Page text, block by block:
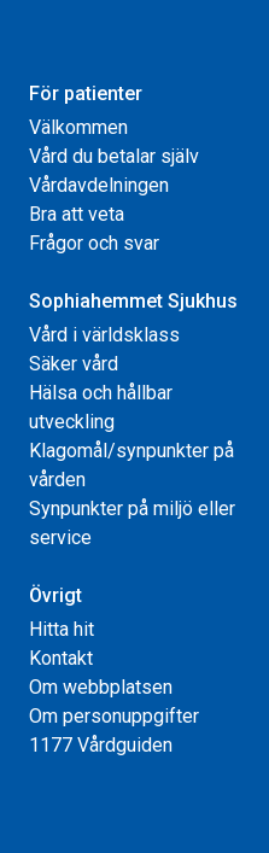
För patienter
Välkommen
Vård du betalar själv
Vårdavdelningen
Bra att veta
Frågor och svar
Sophiahemmet Sjukhus
Vård i världsklass
Säker vård
Hälsa och hållbar
utveckling
Klagomål/synpunkter på
vården
Synpunkter på miljö eller
service
Övrigt
Hitta hit
Kontakt
Om webbplatsen
Om personuppgifter
1177 Vårdguiden